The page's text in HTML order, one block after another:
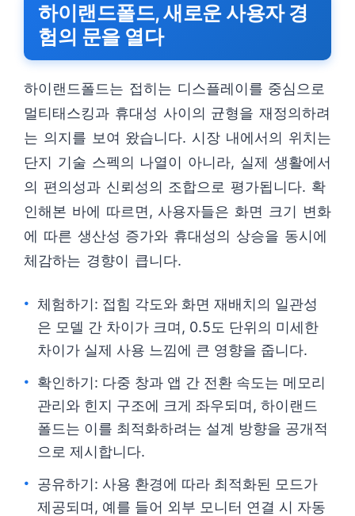
하이랜드폴드, 새로운 사용자 경
험의 문을 열다
하이랜드폴드는 접히는 디스플레이를 중심으로
멀티태스킹과 휴대성 사이의 균형을 재정의하려
는 의지를 보여 왔습니다. 시장 내에서의 위치는
단지 기술 스펙의 나열이 아니라, 실제 생활에서
의 편의성과 신뢰성의 조합으로 평가됩니다. 확
인해본 바에 따르면, 사용자들은 화면 크기 변화
에 따른 생산성 증가와 휴대성의 상승을 동시에
체감하는 경향이 큽니다.
체험하기: 접힘 각도와 화면 재배치의 일관성
은 모델 간 차이가 크며, 0.5도 단위의 미세한
차이가 실제 사용 느낌에 큰 영향을 줍니다.
확인하기: 다중 창과 앱 간 전환 속도는 메모리
관리와 힌지 구조에 크게 좌우되며, 하이랜드
폴드는 이를 최적화하려는 설계 방향을 공개적
으로 제시합니다.
공유하기: 사용 환경에 따라 최적화된 모드가
제공되며, 예를 들어 외부 모니터 연결 시 자동